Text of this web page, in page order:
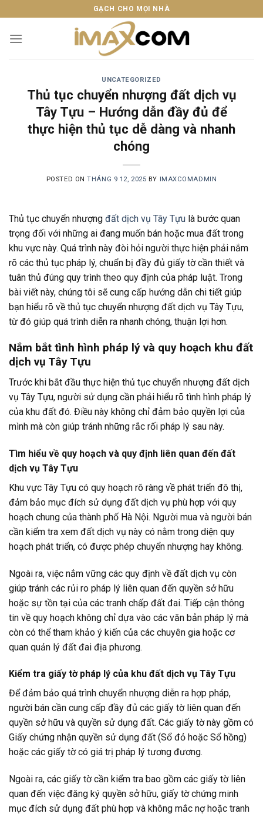
to
content
GẠCH CHO MỌI NHÀ
UNCATEGORIZED
Thủ tục chuyển nhượng đất dịch vụ
Tây Tựu – Hướng dẫn đầy đủ để
thực hiện thủ tục dễ dàng và nhanh
chóng
POSTED ONTHÁNG 9 12, 2025 BY IMAXCOMADMIN
Thủ tục chuyển nhượng đất dịch vụ Tây Tựu là bước quan
trọng đối với những ai đang muốn bán hoặc mua đất trong
khu vực này. Quá trình này đòi hỏi người thực hiện phải nắm
rõ các thủ tục pháp lý, chuẩn bị đầy đủ giấy tờ cần thiết và
tuân thủ đúng quy trình theo quy định của pháp luật. Trong
bài viết này, chúng tôi sẽ cung cấp hướng dẫn chi tiết giúp
bạn hiểu rõ về thủ tục chuyển nhượng đất dịch vụ Tây Tựu,
từ đó giúp quá trình diễn ra nhanh chóng, thuận lợi hơn.
Nắm bắt tình hình pháp lý và quy hoạch khu đất
dịch vụ Tây Tựu
Trước khi bắt đầu thực hiện thủ tục chuyển nhượng đất dịch
vụ Tây Tựu, người sử dụng cần phải hiểu rõ tình hình pháp lý
của khu đất đó. Điều này không chỉ đảm bảo quyền lợi của
mình mà còn giúp tránh những rắc rối pháp lý sau này.
Tìm hiểu về quy hoạch và quy định liên quan đến đất
dịch vụ Tây Tựu
Khu vực Tây Tựu có quy hoạch rõ ràng về phát triển đô thị,
đảm bảo mục đích sử dụng đất dịch vụ phù hợp với quy
hoạch chung của thành phố Hà Nội. Người mua và người bán
cần kiểm tra xem đất dịch vụ này có nằm trong diện quy
hoạch phát triển, có được phép chuyển nhượng hay không.
Ngoài ra, việc nắm vững các quy định về đất dịch vụ còn
giúp tránh các rủi ro pháp lý liên quan đến quyền sở hữu
hoặc sự tồn tại của các tranh chấp đất đai. Tiếp cận thông
tin về quy hoạch không chỉ dựa vào các văn bản pháp lý mà
còn có thể tham khảo ý kiến của các chuyên gia hoặc cơ
quan quản lý đất đai địa phương.
Kiểm tra giấy tờ pháp lý của khu đất dịch vụ Tây Tựu
Để đảm bảo quá trình chuyển nhượng diễn ra hợp pháp,
người bán cần cung cấp đầy đủ các giấy tờ liên quan đến
quyền sở hữu và quyền sử dụng đất. Các giấy tờ này gồm có
Giấy chứng nhận quyền sử dụng đất (Sổ đỏ hoặc Sổ hồng)
hoặc các giấy tờ có giá trị pháp lý tương đương.
Ngoài ra, các giấy tờ cần kiểm tra bao gồm các giấy tờ liên
quan đến việc đăng ký quyền sở hữu, giấy tờ chứng minh
mục đích sử dụng đất phù hợp và không mắc nợ hoặc tranh